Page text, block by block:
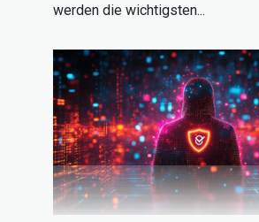
werden die wichtigsten...